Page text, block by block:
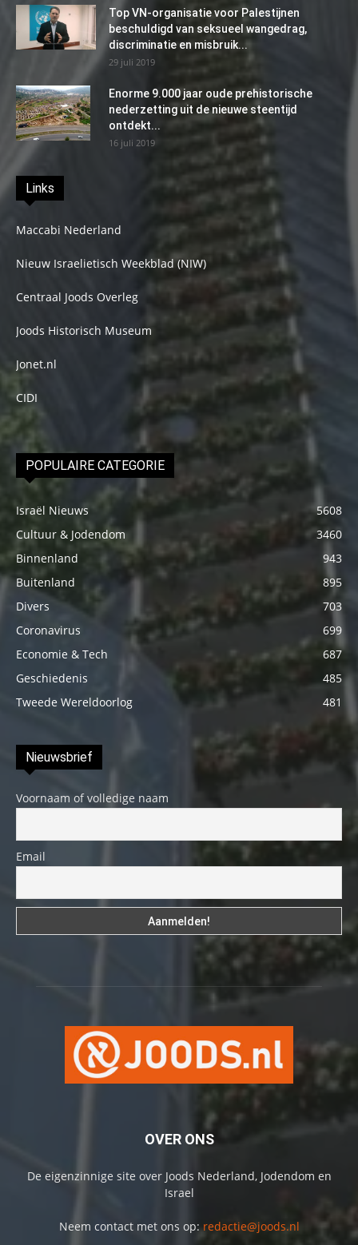
Top VN-organisatie voor Palestijnen
beschuldigd van seksueel wangedrag,
discriminatie en misbruik...
29 juli 2019
Enorme 9.000 jaar oude prehistorische
nederzetting uit de nieuwe steentijd
ontdekt...
16 juli 2019
Links
Maccabi Nederland
Nieuw Israelietisch Weekblad (NIW)
Centraal Joods Overleg
Joods Historisch Museum
Jonet.nl
CIDI
POPULAIRE CATEGORIE
Israël Nieuws
5608
Cultuur & Jodendom
3460
Binnenland
943
Buitenland
895
Divers
703
Coronavirus
699
Economie & Tech
687
Geschiedenis
485
Tweede Wereldoorlog
481
Nieuwsbrief
Voornaam of volledige naam
Email
OVER ONS
De eigenzinnige site over Joods Nederland, Jodendom en
Israel
Neem contact met ons op: redactie@joods.nl